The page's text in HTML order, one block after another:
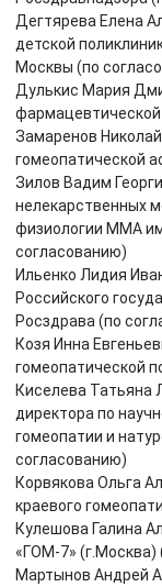
Дегтярева Елена
детской
Москвы (по
Дулькис Мария
Замаренов
гомеопатической
Зилов Вадим
нелекарственных
физиологии ММА
согласованию)
Ильенко Лидия
Российского
Росздрава (по
Козя Инна
гомеопатической
Киселева Татьяна
директора по
гомеопатии и
согласованию)
Корвякова Ольга
краевого
Кулешова Галина
«ГОМ-7» (г.Москва)
Мартынов Андрей